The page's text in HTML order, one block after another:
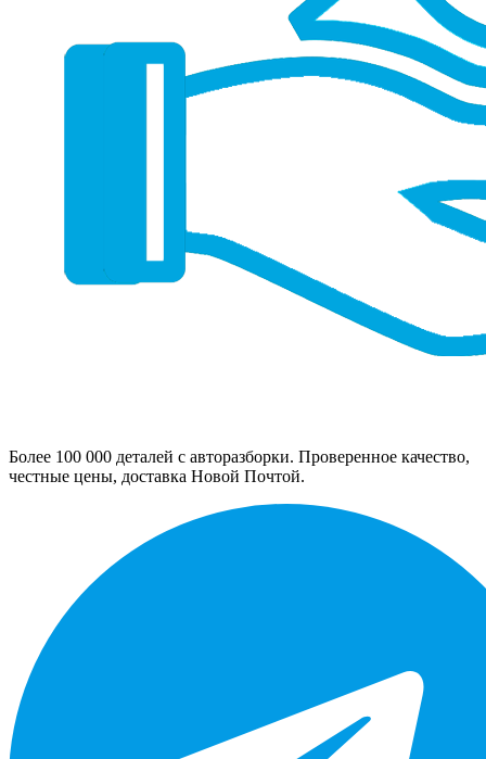
Более 100 000 деталей с авторазборки. Проверенное качество,
честные цены, доставка Новой Почтой.